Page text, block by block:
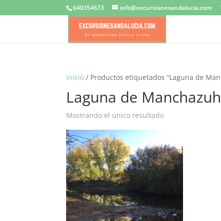
640354673 info@excursionesandalucia.com
Inicio / Productos etiquetados “Laguna de
Laguna de
Mostrando el único resultado